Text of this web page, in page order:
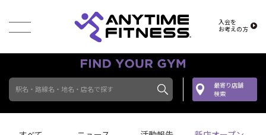
入会を
お考えの方
駅名・路線名・地名・店名で探す
最寄り店舗
検索